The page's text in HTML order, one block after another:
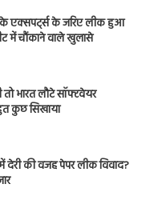
के एक्सपर्ट्स के जरिए लीक हुआ
में चौंकाने वाले खुलासे
तो भारत लौटे सॉफ्टवेयर
कुछ सिखाया
देरी की वजह पेपर लीक विवाद?